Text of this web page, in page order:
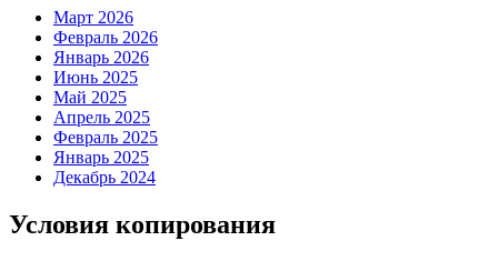
Март 2026
Февраль 2026
Январь 2026
Июнь 2025
Май 2025
Апрель 2025
Февраль 2025
Январь 2025
Декабрь 2024
Условия копирования